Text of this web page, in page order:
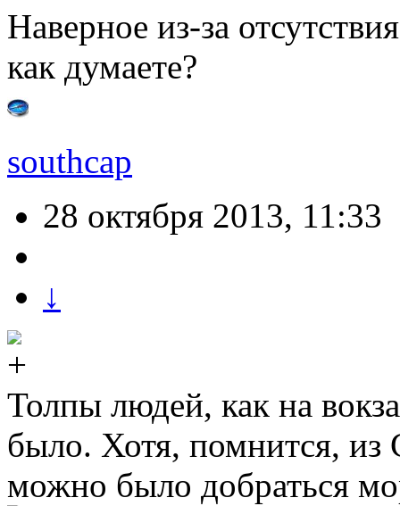
Наверное из-за
как думаете?
southcap
28 октября 2013, 11:33
↓
Толпы людей, как на
было. Хотя, помнится, из
можно было добраться